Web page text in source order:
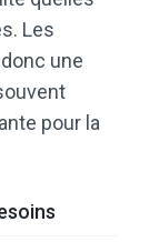
Les
une
pour la